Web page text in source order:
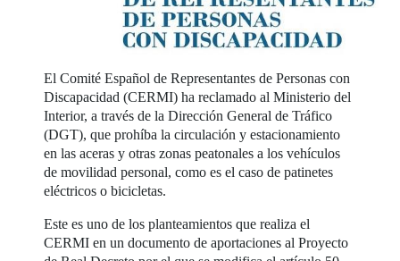
El Comité Español de Representantes de Personas con
Discapacidad (CERMI) ha reclamado al Ministerio del
Interior, a través de la Dirección General de Tráfico
(DGT), que prohíba la circulación y estacionamiento
en las aceras y otras zonas peatonales a los vehículos
de movilidad personal, como es el caso de patinetes
eléctricos o bicicletas.
Este es uno de los planteamientos que realiza el
CERMI en un documento de aportaciones al Proyecto